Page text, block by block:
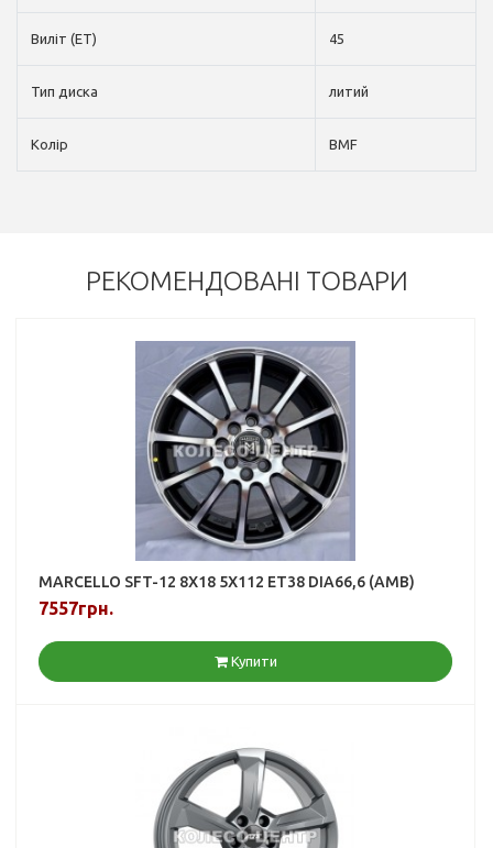
Виліт (ET) 45
Тип диска литий
Колір BMF
РЕКОМЕНДОВАНІ ТОВАРИ
MARCELLO SFT-12 8X18 5X112 ET38 DIA66,6 (AMB)
7557грн.
Купити